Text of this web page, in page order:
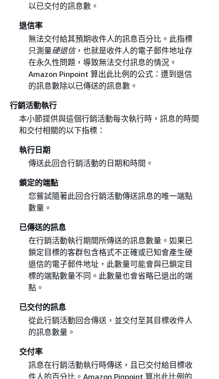
以已交付的訊息數。
退信率
無法交付給其預期收件人的訊息百分比。此指標
只測量硬退信，也就是收件人的電子郵件地址存
在永久性問題，導致無法交付訊息的情況。
Amazon Pinpoint 算出此比例的公式：遭到退信
的訊息數除以已傳送的訊息數。
行銷活動執行
本小節提供與這個行銷活動每次執行時，訊息的時間
和交付相關的以下指標：
執行日期
傳送此回合行銷活動的日期和時間。
鎖定的端點
您嘗試隨著此回合行銷活動傳送訊息的唯一端點
數量。
已傳送的訊息
在行銷活動執行期間所傳送的訊息數量。如果已
鎖定目標的客群包含格式不正確或已知會產生硬
退信的電子郵件地址，此數量可能會與已鎖定目
標的端點數量不同。此數量也會省略已退出的端
點。
已交付的訊息
從此行銷活動回合傳送，並交付至其目標收件人
的訊息數量。
交付率
訊息在行銷活動執行時傳送，且已交付給目標收
件人的百分比。Amazon Pinpoint 算出此比例的